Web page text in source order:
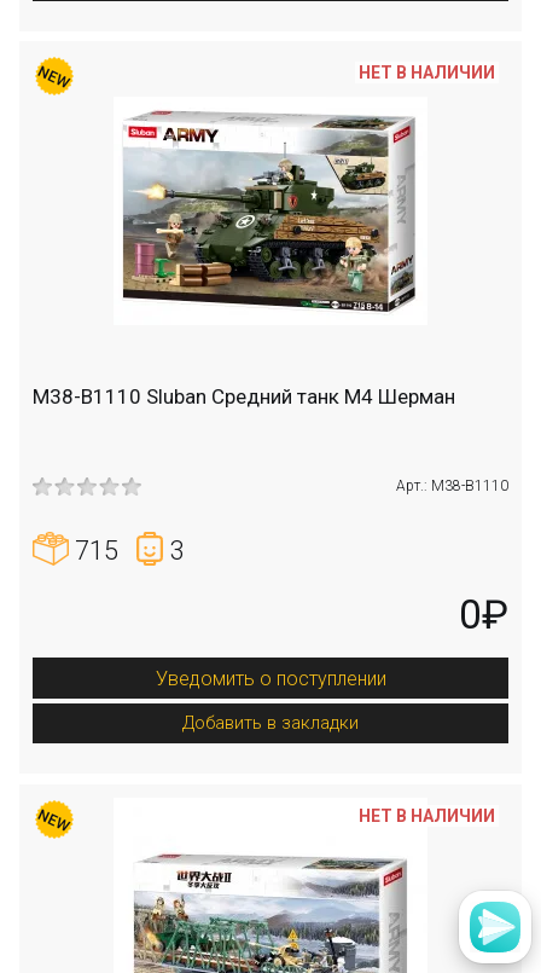
M38-B1110 Sluban Средний танк M4 Шерман
Арт.: M38-B1110
715 3
0₽
Уведомить о поступлении
Добавить в закладки
НЕТ В НАЛИЧИИ
НЕТ В НАЛИЧИИ